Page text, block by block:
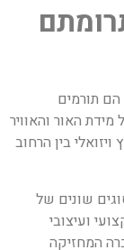
הם תורמים
האור והאוויר
בין הרחוב
שונים של
ועיצובי
המחזיקה